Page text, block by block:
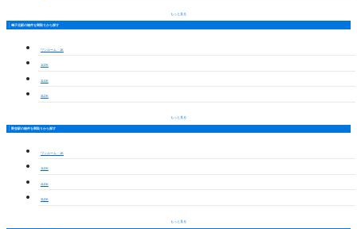
もっと見る
鳴子北駅の物件を間取りから探す
ワンルーム・1K
1LDK
2LDK
3LDK
もっと見る
野並駅の物件を間取りから探す
ワンルーム・1K
1LDK
2LDK
3LDK
もっと見る